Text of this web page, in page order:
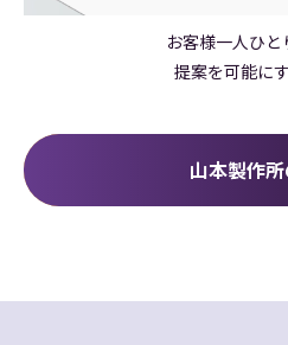
お客様一人ひと
提案を可能に
山本製作